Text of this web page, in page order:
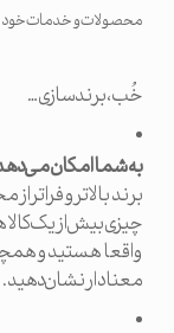
محصولات و خدمات خود
خُب، برندسازی…
به شما امکان می
برند بالاتر و
چیزی بیش از یک
واقعا هستید و
معنادار نشان دهید.